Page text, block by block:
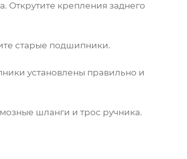
Открутите крепления заднего
старые подшипники.
установлены правильно и
шланги и трос ручника.